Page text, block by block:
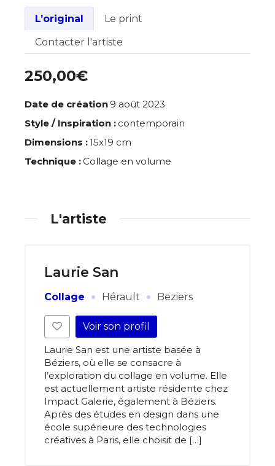
L’original
Le print
Contacter l'artiste
250,00€
Date de création 9 août 2023
Style / Inspiration : contemporain
Dimensions :15x19 cm
Technique : Collage en volume
L'artiste
Laurie San
Collage · Hérault · Beziers
Voir son profil
Laurie San est une artiste basée à
Béziers, où elle se consacre à
l’exploration du collage en volume. Elle
est actuellement artiste résidente chez
Impact Galerie, également à Béziers.
Après des études en design dans une
école supérieure des technologies
créatives à Paris, elle choisit de […]